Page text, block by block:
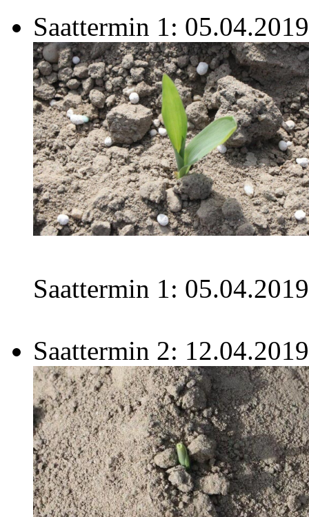
Saattermin 1: 05.04.2019
Saattermin 1:
Saattermin 2: 12.04.2019